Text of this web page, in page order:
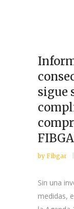
sigue
by Fibgar
Sin una
medidas,